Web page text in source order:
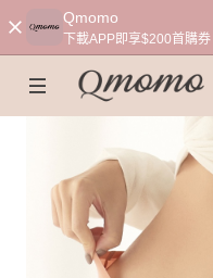
Qmomo
下載APP即享$200首購券